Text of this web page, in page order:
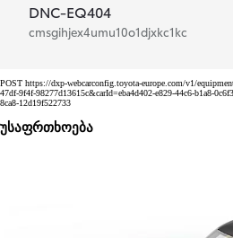
DNC-EQ404
cmsgihjex4umu10o1djxkc1kc
POST https://dxp-webcarconfig.toyota-europe.com/v1/
47df-9f4f-98277d13615c&carId=eba4d402-e829-44c6-b1a8-
8ca8-12d19f522733
უსაფრთხოება